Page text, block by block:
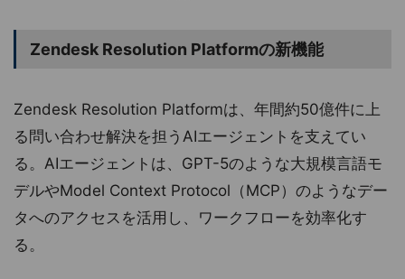
Zendesk Resolution Platformの新機能
Zendesk Resolution Platformは、年間約50億件に上
る問い合わせ解決を担うAIエージェントを支えてい
る。AIエージェントは、GPT-5のような大規模言語モ
デルやModel Context Protocol（MCP）のようなデー
タへのアクセスを活用し、ワークフローを効率化す
る。